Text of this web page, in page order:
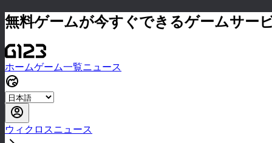
無料ゲームが今すぐできるゲームサー
ホームゲーム一覧ニュース
ウィクロスニュース